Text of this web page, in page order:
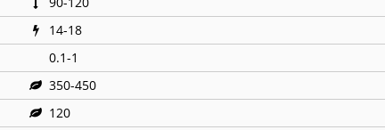
14-18
0.1-1
350-450
120